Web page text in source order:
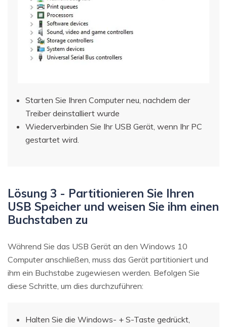
Starten Sie Ihren Computer neu, nachdem der
Treiber deinstalliert wurde
Wiederverbinden Sie Ihr USB Gerät, wenn Ihr PC
gestartet wird.
Lösung 3 - Partitionieren Sie Ihren
USB Speicher und weisen Sie ihm einen
Buchstaben zu
Während Sie das USB Gerät an den Windows 10
Computer anschließen, muss das Gerät partitioniert und
ihm ein Buchstabe zugewiesen werden. Befolgen Sie
diese Schritte, um dies durchzuführen:
Halten Sie die Windows- + S-Taste gedrückt,